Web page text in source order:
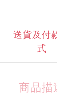
送貨及付
式
商品描